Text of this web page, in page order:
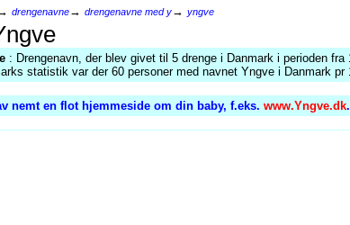
drengenavne→ drengenavne med y→ yngve
: Drengenavn, der blev givet til 5 drenge i Danmark i perioden fra
statistik var der 60 personer med navnet Yngve i Danmark pr
nemt en flot hjemmeside om din baby, f.eks. www.Yngve.dk